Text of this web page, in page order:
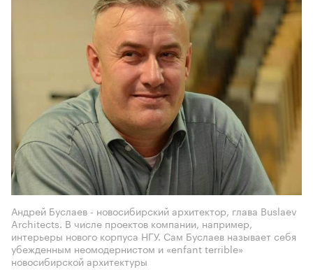
Андрей Буслаев - новосибирский архитектор, глава Buslaev
Architects. В числе проектов компании, например,
интерьеры нового корпуса НГУ. Сам Буслаев называет себя
убежденным неомодернистом и «enfant terrible»
новосибирской архитектуры